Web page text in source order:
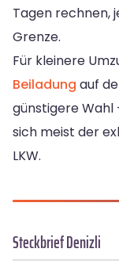
Tagen rechnen,
Grenze.
Für kleinere
Beiladung auf
günstigere
sich meist der
LKW.
Steckbrief Denizli